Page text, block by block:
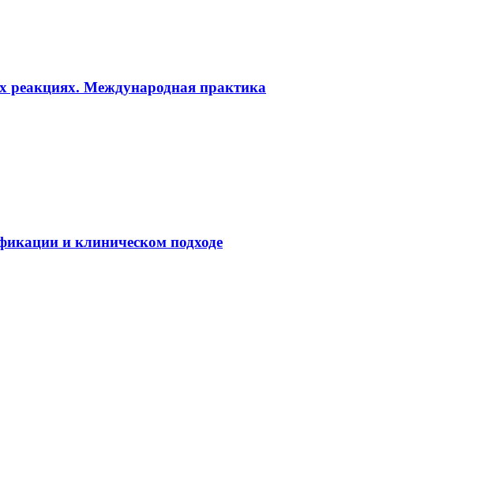
реакциях. Международная практика
и клиническом подходе